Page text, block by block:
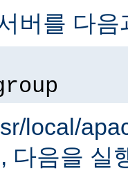
버를 다
local/
다음을 실